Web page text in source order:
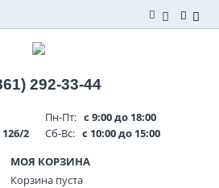
292-33-44
2
Пн-Пт: с 9:00 до 18:00
Сб-Вс: с 10:00 до 15:00
МОЯ КОРЗИНА
Корзина пуста